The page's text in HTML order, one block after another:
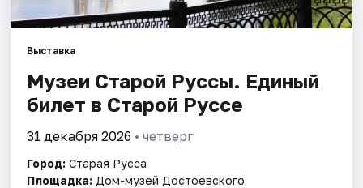
Выставка
Музеи Старой Руссы. Единый
билет в Старой Руссе
31 декабря 2026 • четверг
Город: Старая Русса
Площадка: Дом-музей Достоевского